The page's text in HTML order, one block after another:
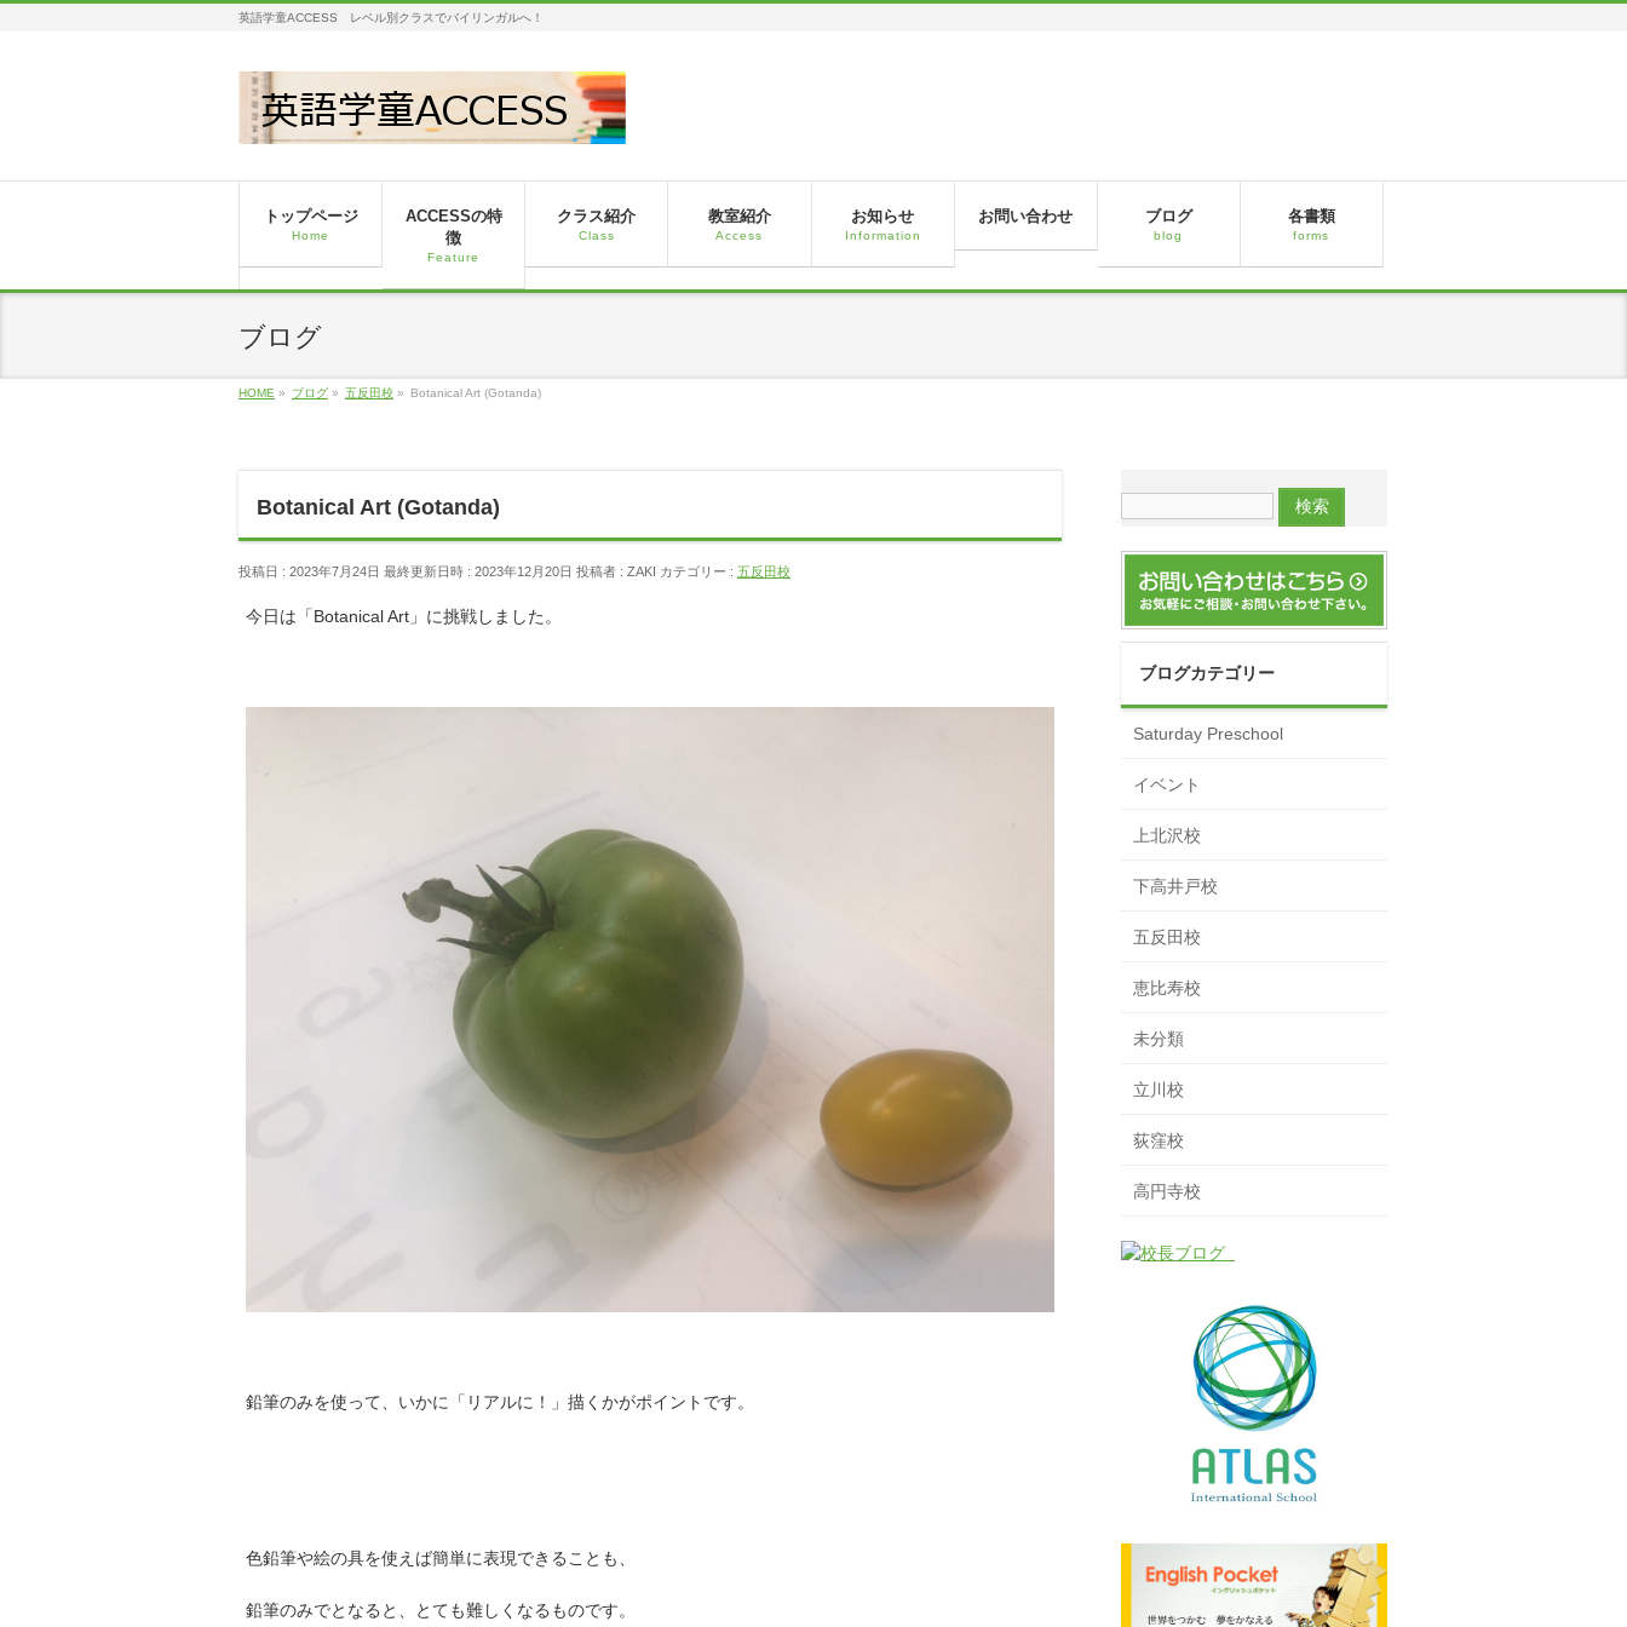
英語学童ACCESS レベル別クラスでバイリンガルへ！
トップページ
Home
ACCESSの特
徴
Feature
クラス紹介
Class
教室紹介
Access
お知らせ
Information
お問い合わせ ブログ
blog
各書類
forms
ブログ
HOME » ブログ » 五反田校 » Botanical Art (Gotanda)
Botanical Art (Gotanda)
投稿日 : 2023年7月24日 最終更新日時 : 2023年12月20日 投稿者 : ZAKI カテゴリー : 五反田校
今日は「Botanical Art」に挑戦しました。
鉛筆のみを使って、いかに「リアルに！」描くかがポイントです。
色鉛筆や絵の具を使えば簡単に表現できることも、
鉛筆のみでとなると、とても難しくなるものです。
ブログカテゴリー
Saturday Preschool
イベント
上北沢校
下高井戸校
五反田校
恵比寿校
未分類
立川校
荻窪校
高円寺校